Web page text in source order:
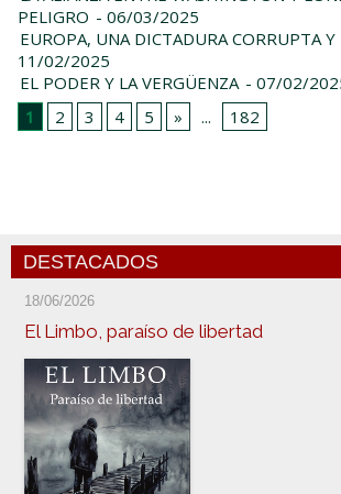
PELIGRO - 06/03/2025
EUROPA, UNA DICTADURA CORRUPTA Y
11/02/2025
EL PODER Y LA VERGÜENZA - 07/02/
1
2 3 4 5 » ... 182
DESTACADOS
18/06/2026
El Limbo, paraíso de libertad